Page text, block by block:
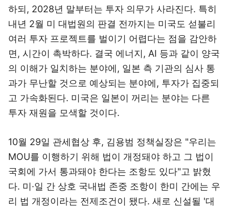
하되, 2028년 말부터는 투자 의무가 사라진다. 특히
내년 2월 미 대법원의 판결 전까지는 미국도 섣불리
여러 투자 프로젝트를 벌이기 어렵다는 점을 감안하
면, 시간이 촉박하다. 결국 에너지, AI 등과 같이 양국
의 이해가 일치하는 분야에, 일본 측 기관의 심사 통
과가 무난할 것으로 예상되는 분야에, 투자가 집중되
고 가속화된다. 미국은 일본이 꺼리는 분야는 다른
투자 재원을 모색할 것이다.
10월 29일 관세협상 후, 김용범 정책실장은 "우리는
MOU를 이행하기 위해 법이 개정돼야 하고 그 법이
국회에 가서 통과돼야 한다는 조항도 있다"고 밝혔
다. 미·일 간 상호 국내법 존중 조항이 한미 간에는 우
리 법 개정이라는 전제조건이 됐다. 새로 신설될 '대